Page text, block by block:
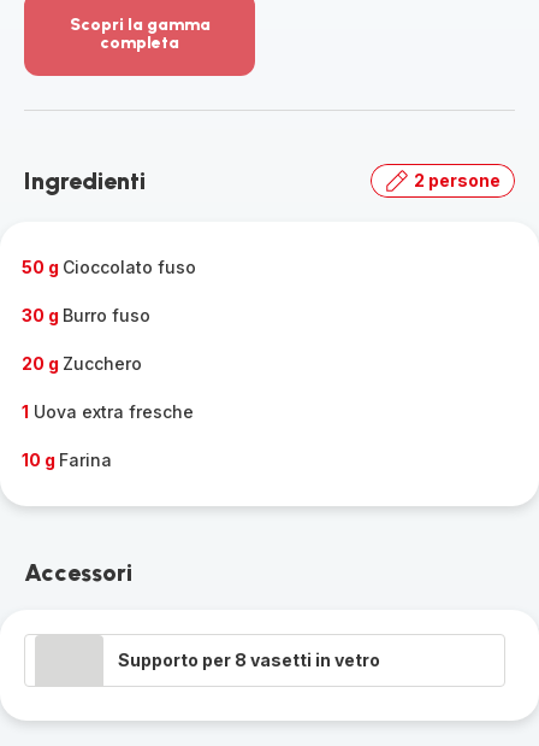
Scopri la gamma
completa
dettagli
la
Ingredienti 2 persone
50 g Cioccolato fuso
30 g Burro fuso
20 g Zucchero
1 Uova extra fresche
10 g Farina
Accessori
Supporto per 8 vasetti in vetro